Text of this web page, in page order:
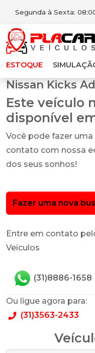
Segunda à Sexta:
ESTOQUE
Nissan Kicks
Este veículo
disponível
Você pode fazer
contato com nossa
dos seus sonhos!
Fazer uma nova
Entre em contato
Veículos
(31)8886-1658
Ou ligue agora para:
(31)3563-2433